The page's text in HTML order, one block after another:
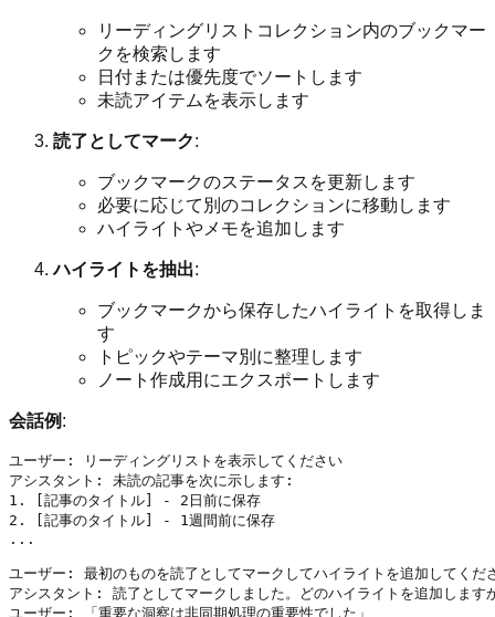
リーディングリストコレクション内のブックマー
クを検索します
日付または優先度でソートします
未読アイテムを表示します
読了としてマーク:
ブックマークのステータスを更新します
必要に応じて別のコレクションに移動します
ハイライトやメモを追加します
ハイライトを抽出:
ブックマークから保存したハイライトを取得しま
す
トピックやテーマ別に整理します
ノート作成用にエクスポートします
会話例 :
ユーザー: リーディングリストを表示してください
アシスタント: 未読の記事を次に示します:
1. [記事のタイトル] - 2日前に保存
2. [記事のタイトル] - 1週間前に保存
...
ユーザー: 最初のものを読了としてマークしてハイライトを追加してくだ
アシスタント: 読了としてマークしました。どのハイライトを追加します
ユーザー: 「重要な洞察は非同期処理の重要性でした」